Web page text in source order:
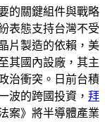
的關鍵組件與戰略
表態支持台灣不受
片製造的依賴，美
其國內設廠，其主
治衝突。日前台積
波的跨國投資， 拜
案》將半導體產業